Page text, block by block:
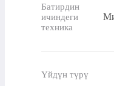
Батирдин
ичиндеги
техника
Үйдүн түрү